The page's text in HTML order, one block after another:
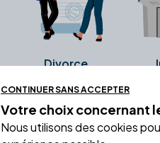
Divorce
Ces avis proviennent
CONTINUER SANS ACCEPTER
Votre choix concernant
Nous utilisons des cookies